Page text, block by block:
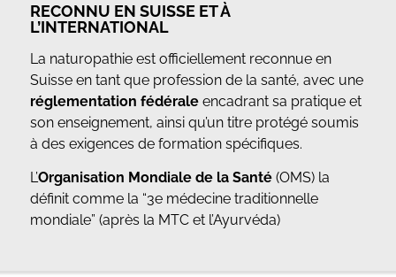
RECONNU EN SUISSE ET À
L’INTERNATIONAL
La naturopathie est officiellement reconnue en
Suisse en tant que profession de la santé, avec une
réglementation fédérale encadrant sa pratique et
son enseignement, ainsi qu’un titre protégé soumis
à des exigences de formation spécifiques.
L’Organisation Mondiale de la Santé (OMS) la
définit comme la “3e médecine traditionnelle
mondiale” (après la MTC et l’Ayurvéda)